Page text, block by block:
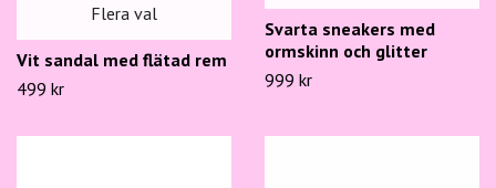
Flera val
Vit sandal med flätad rem
499 kr
Svarta sneakers med
ormskinn och glitter
999 kr